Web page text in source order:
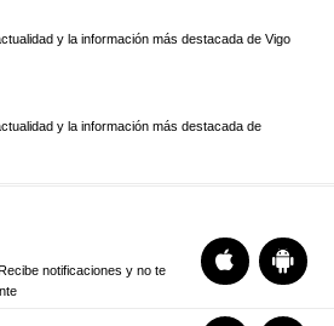
y la información más destacada de Vigo
y la información más destacada de
notificaciones y no te